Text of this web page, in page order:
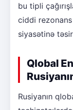
bu tipli
ciddi
siyasətinə
Qlobal
Rusiyanın